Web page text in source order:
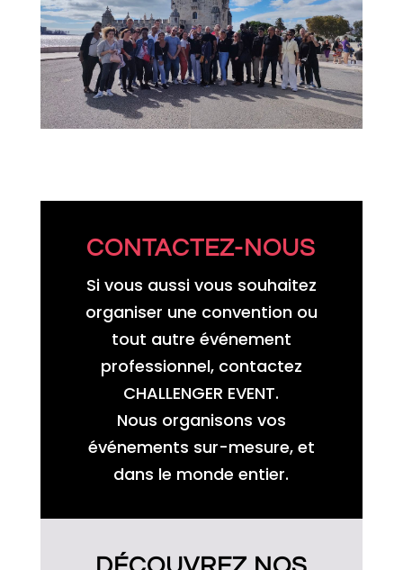
CONTACTEZ-NOUS
Si vous aussi vous souhaitez
organiser une convention ou
tout autre événement
professionnel, contactez
CHALLENGER EVENT.
Nous organisons vos
événements sur-mesure, et
dans le monde entier.